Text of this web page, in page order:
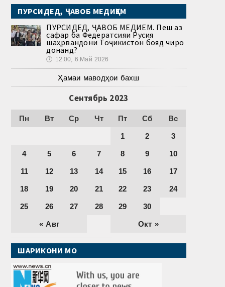
ПУРСИДЕД, ҶАВОБ МЕДИҲЕМ
ПУРСИДЕД, ҶАВОБ МЕДИҲЕМ. Пеш аз
сафар ба Федератсияи Русия
шаҳрвандони Тоҷикистон бояд чиро
донанд?
🕔 12:00, 6.Май 2026
Ҳамаи маводҳои бахш
Сентябрь 2023
Пн Вт Ср Чт Пт Сб Вс
« Авг Окт »
1 2 3
4 5 6 7 8 9 10
11 12 13 14 15 16 17
18 19 20 21 22 23 24
25 26 27 28 29 30
ШАРИКОНИ МО